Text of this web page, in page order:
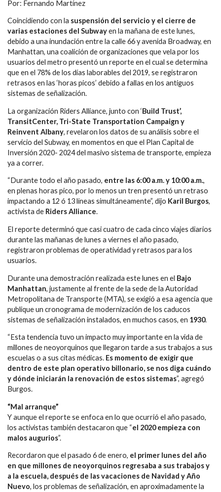
Por: Fernando Martínez
Coincidiendo con la suspensión del servicio y el cierre de
varias estaciones del Subwayen la mañana de este lunes,
debido a una inundación entre la calle 66 y avenida Broadway, en
Manhattan, una coalición de organizaciones que vela por los
usuarios del metro presentó un reporte en el cual se determina
que en el 78% de los días laborables del 2019, se registraron
retrasos en las ‘horas picos’ debido a fallas en los antiguos
sistemas de señalización.
La organización Riders Alliance, junto con ‘Build Trust’,
TransitCenter, Tri-State Transportation Campaign y
Reinvent Albany, revelaron los datos de su análisis sobre el
servicio del Subway, en momentos en que el Plan Capital de
Inversión 2020- 2024 del masivo sistema de transporte, empieza
ya a correr.
“Durante todo el año pasado, entre las 6:00 a.m. y 10:00 a.m.,
en plenas horas pico, por lo menos un tren presentó un retraso
impactando a 12 ó 13 líneas simultáneamente”, dijo Karil Burgos,
activista de Riders Alliance.
El reporte determinó que casi cuatro de cada cinco viajes diarios
durante las mañanas de lunes a viernes el año pasado,
registraron problemas de operatividad y retrasos para los
usuarios.
Durante una demostración realizada este lunes en el Bajo
Manhattan, justamente al frente de la sede de la Autoridad
Metropolitana de Transporte (MTA), se exigió a esa agencia que
publique un cronograma de modernización de los caducos
sistemas de señalización instalados, en muchos casos, en 1930.
“Esta tendencia tuvo un impacto muy importante en la vida de
millones de neoyorquinos que llegaron tarde a sus trabajos a sus
escuelas o a sus citas médicas. Es momento de exigir que
dentro de este plan operativo billonario, se nos diga cuándo
y dónde iniciarán la renovación de estos sistemas”, agregó
Burgos.
“Mal arranque”
Y aunque el reporte se enfoca en lo que ocurrió el año pasado,
los activistas también destacaron que “el 2020 empieza con
malos augurios”.
Recordaron que el pasado 6 de enero, el primer lunes del año
en que millones de neoyorquinos regresaba a sus trabajos y
a la escuela, después de las vacaciones de Navidad y Año
Nuevo, los problemas de señalización, en aproximadamente la